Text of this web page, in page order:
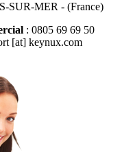
SUR-MER - (France)
: 0805 69 69 50
[at] keynux.com